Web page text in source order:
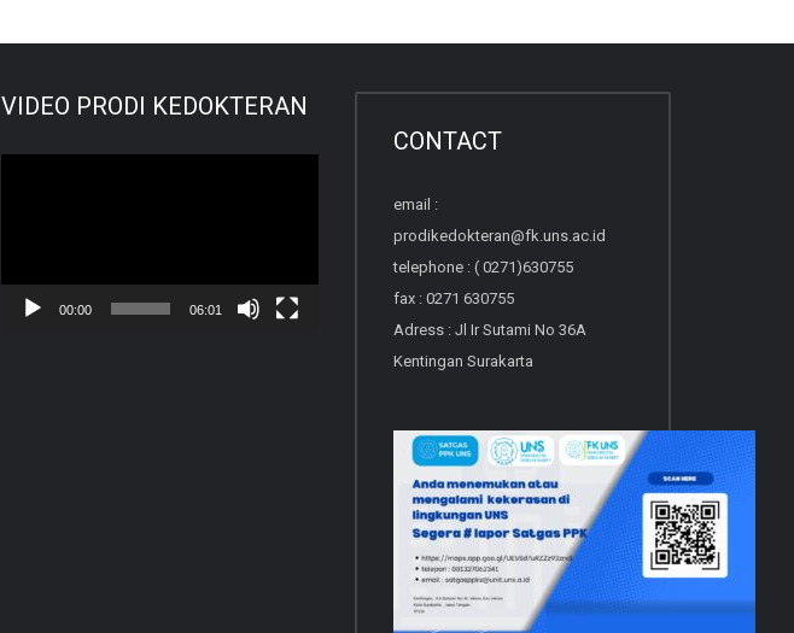
VIDEO PRODI KEDOKTERAN
00:00 06:01
CONTACT
email :
prodikedokteran@fk.uns.ac.id
telephone : ( 0271)630755
fax : 0271 630755
Adress : Jl Ir Sutami No 36A
Kentingan Surakarta